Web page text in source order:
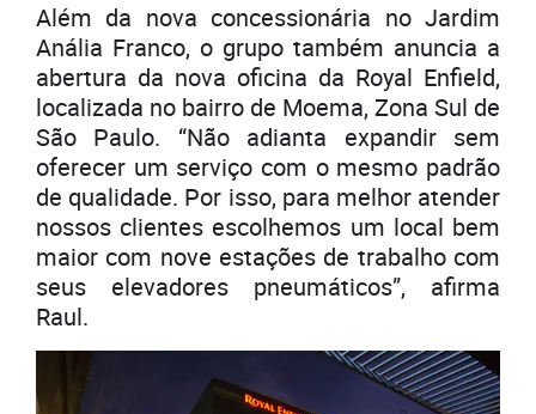
Além da nova concessionária no Jardim
Anália Franco, o grupo também anuncia a
abertura da nova oficina da Royal Enfield,
localizada no bairro de Moema, Zona Sul de
São Paulo. “Não adianta expandir sem
oferecer um serviço com o mesmo padrão
de qualidade. Por isso, para melhor atender
nossos clientes escolhemos um local bem
maior com nove estações de trabalho com
seus elevadores pneumáticos”, afirma
Raul.